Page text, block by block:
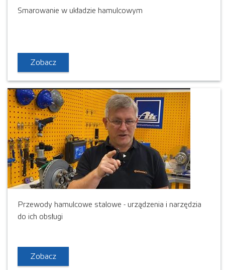
Smarowanie w układzie hamulcowym
Zobacz
Przewody hamulcowe stalowe - urządzenia i narzędzia
do ich obsługi
Zobacz